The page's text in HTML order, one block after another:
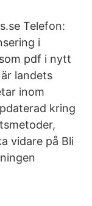
Telefon:
i
pdf i nytt
landets
inom
kring
vidare på Bli